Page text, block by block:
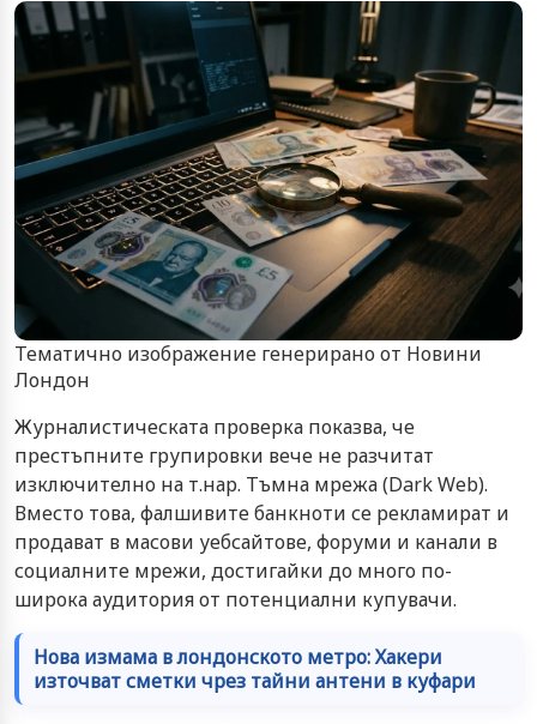
Тематично изображение генерирано от Новини
Лондон
Журналистическата проверка показва, че
престъпните групировки вече не разчитат
изключително на т.нар. Тъмна мрежа (Dark Web).
Вместо това, фалшивите банкноти се рекламират и
продават в масови уебсайтове, форуми и канали в
социалните мрежи, достигайки до много по-
широка аудитория от потенциални купувачи.
Нова измама в лондонското метро: Хакери
източват сметки чрез тайни антени в куфари